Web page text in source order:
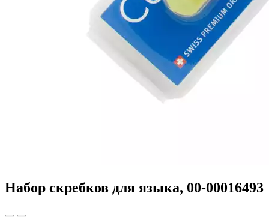
Набор скребков для языка, 00-00016493